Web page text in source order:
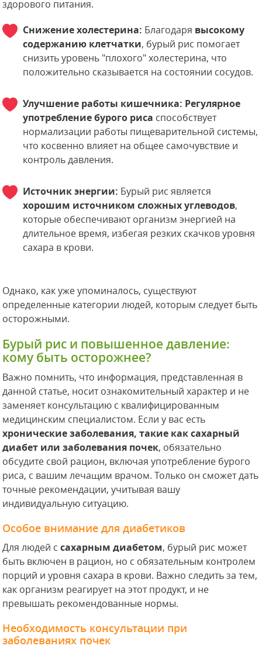
здорового питания.
Снижение холестерина: Благодаря высокому
содержанию клетчатки, бурый рис помогает
снизить уровень "плохого" холестерина, что
положительно сказывается на состоянии сосудов.
Улучшение работы кишечника: Регулярное
употребление бурого риса способствует
нормализации работы пищеварительной системы,
что косвенно влияет на общее самочувствие и
контроль давления.
Источник энергии: Бурый рис является
хорошим источником сложных углеводов,
которые обеспечивают организм энергией на
длительное время, избегая резких скачков уровня
сахара в крови.
Однако, как уже упоминалось, существуют
определенные категории людей, которым следует быть
осторожными.
Бурый рис и повышенное давление:
кому быть осторожнее?
Важно помнить, что информация, представленная в
данной статье, носит ознакомительный характер и не
заменяет консультацию с квалифицированным
медицинским специалистом. Если у вас есть
хронические заболевания, такие как сахарный
диабет или заболевания почек, обязательно
обсудите свой рацион, включая употребление бурого
риса, с вашим лечащим врачом. Только он сможет дать
точные рекомендации, учитывая вашу
индивидуальную ситуацию.
Особое внимание для диабетиков
Для людей ссахарным диабетом, бурый рис может
быть включен в рацион, но с обязательным контролем
порций и уровня сахара в крови. Важно следить за тем,
как организм реагирует на этот продукт, и не
превышать рекомендованные нормы.
Необходимость консультации при
заболеваниях почек